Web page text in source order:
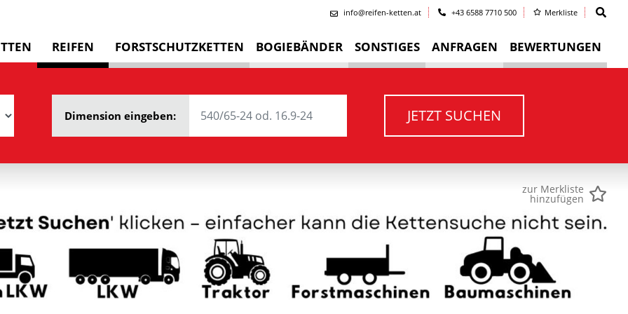
info@reifen-ketten.at +43 6588 7710 500 Merkliste
REIFEN FORSTSCHUTZKETTEN BOGIEBÄNDER SONSTIGES ANFRAGEN BEWERTUNGEN
Dimension eingeben: JETZT SUCHEN
zur Merkliste
hinzufügen